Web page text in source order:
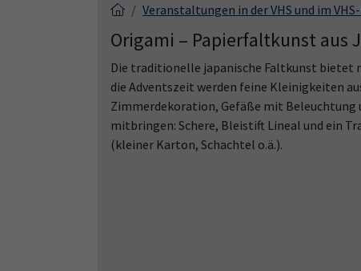
Veranstaltungen in der VHS und im
Origami – Papierfaltkunst aus
Die traditionelle japanische Faltkunst bietet
die Adventszeit werden feine Kleinigkeiten
Zimmerdekoration, Gefäße mit Beleuchtung
mitbringen: Schere, Bleistift Lineal und ein
(kleiner Karton, Schachtel o.ä.).